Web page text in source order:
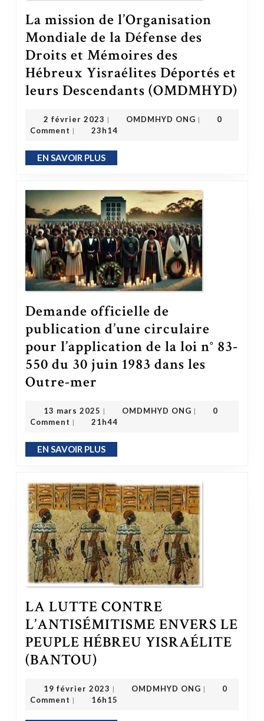
La mission de l’Organisation
Mondiale de la Défense des
Droits et Mémoires des
Hébreux Yisraélites Déportés et
leurs Descendants (OMDMHYD)
2 février 2023 | OMDMHYD ONG |
0
Comment | 23h14
EN SAVOIR PLUSEN SAVOIR PLUS
Demande officielle de
publication d’une circulaire
pour l’application de la loi n° 83-
550 du 30 juin 1983 dans les
Outre-mer
13 mars 2025 13 mars 2025
| OMDMHYD ONG |
0
Comment | 21h44
EN SAVOIR PLUSEN SAVOIR PLUS
LA LUTTE CONTRE
L’ANTISÉMITISME ENVERS LE
PEUPLE HÉBREU YISRAÉLITE
(BANTOU)
19 février 2023 19 février 2023
| OMDMHYD ONG |
0
Comment | 16h15